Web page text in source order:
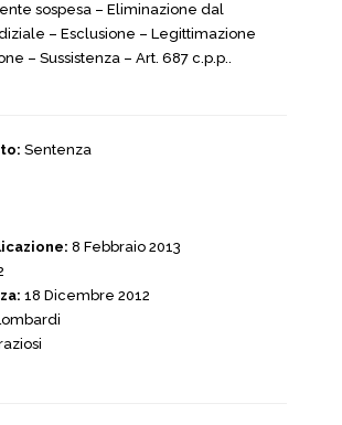
sospesa – Eliminazione dal
– Esclusione – Legittimazione
– Sussistenza – Art. 687 c.p.p..
Sentenza
8 Febbraio 2013
18 Dicembre 2012